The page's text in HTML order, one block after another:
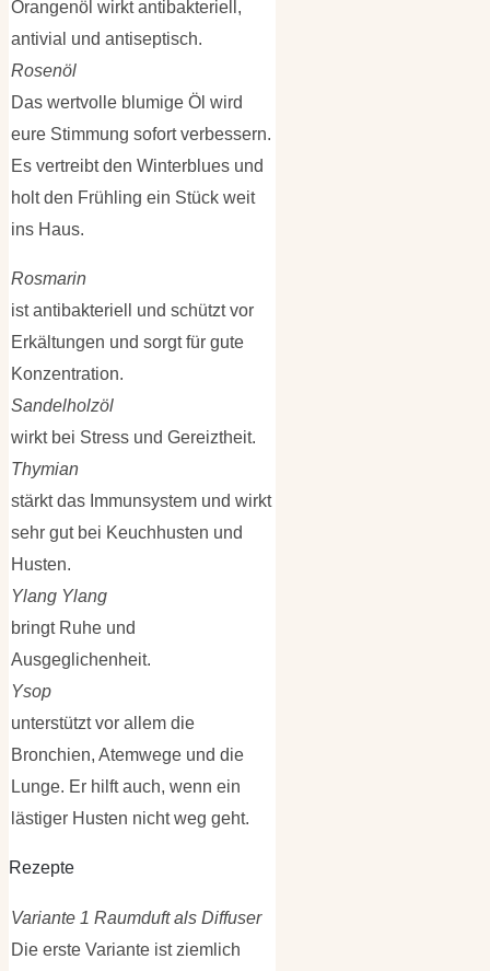
Orangenöl wirkt antibakteriell,
antivial und antiseptisch.
Rosenöl
Das wertvolle blumige Öl wird
eure Stimmung sofort verbessern.
Es vertreibt den Winterblues und
holt den Frühling ein Stück weit
ins Haus.
Rosmarin
ist antibakteriell und schützt vor
Erkältungen und sorgt für gute
Konzentration.
Sandelholzöl
wirkt bei Stress und Gereiztheit.
Thymian
stärkt das Immunsystem und wirkt
sehr gut bei Keuchhusten und
Husten.
Ylang Ylang
bringt Ruhe und
Ausgeglichenheit.
Ysop
unterstützt vor allem die
Bronchien, Atemwege und die
Lunge. Er hilft auch, wenn ein
lästiger Husten nicht weg geht.
Rezepte
Variante 1 Raumduft als Diffuser
Die erste Variante ist ziemlich